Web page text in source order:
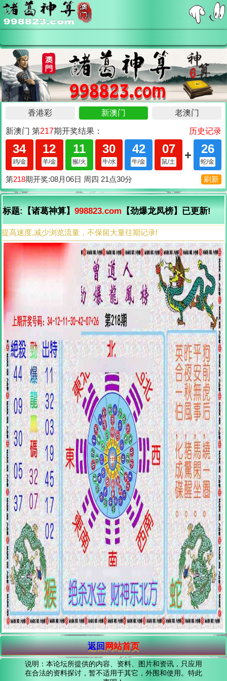
标题:【诸葛神算】 998823.com 【劲爆龙凤榜】已更新!
提高速度,减少浏览流量，不保留大量往期记录!
返回网站首页
说明：本论坛所提供的内容、资料、图片和资讯，只应用
在合法的资料探讨，暂不适用于其它，外围和使用。特此